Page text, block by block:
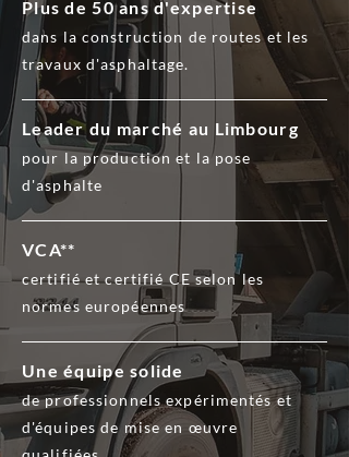
Plus de 50 ans d'expertise
dans la construction de routes et les
travaux d'asphaltage.
Leader du marché au Limbourg
pour la production et la pose
d'asphalte
VCA**
certifié et certifié CE selon les
normes européennes
Une équipe solide
de professionnels expérimentés et
d'équipes de mise en œuvre